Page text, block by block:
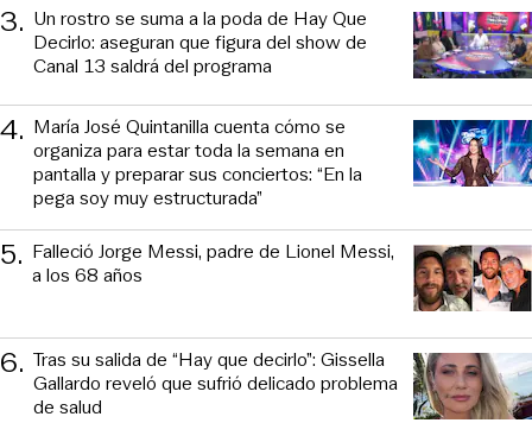
3. Un rostro se suma a la poda de Hay Que
Decirlo: aseguran que figura del show de
Canal 13 saldrá del programa
4. María José Quintanilla cuenta cómo se
organiza para estar toda la semana en
pantalla y preparar sus conciertos: “En la
pega soy muy estructurada”
5. Falleció Jorge Messi, padre de Lionel Messi,
a los 68 años
6. Tras su salida de “Hay que decirlo”: Gissella
Gallardo reveló que sufrió delicado problema
de salud